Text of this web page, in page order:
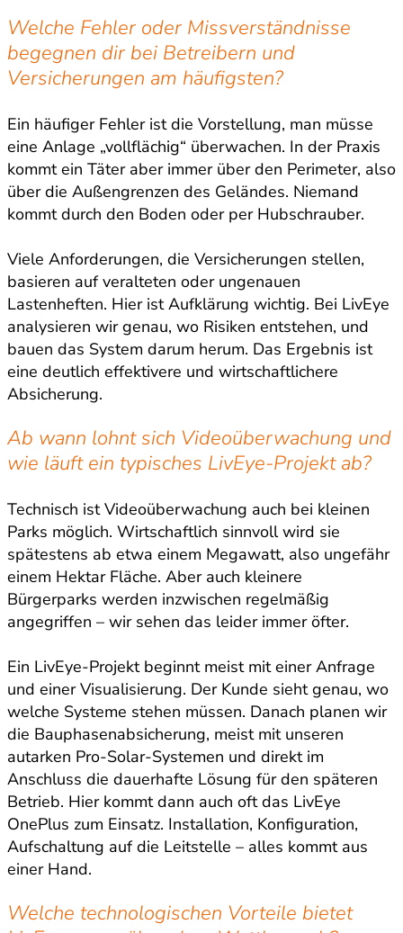
Welche Fehler oder Missverständnisse
begegnen dir bei Betreibern und
Versicherungen am häufigsten?
Ein häufiger Fehler ist die Vorstellung, man müsse
eine Anlage „vollflächig“ überwachen. In der Praxis
kommt ein Täter aber immer über den Perimeter, also
über die Außengrenzen des Geländes. Niemand
kommt durch den Boden oder per Hubschrauber.
Viele Anforderungen, die Versicherungen stellen,
basieren auf veralteten oder ungenauen
Lastenheften. Hier ist Aufklärung wichtig. Bei LivEye
analysieren wir genau, wo Risiken entstehen, und
bauen das System darum herum. Das Ergebnis ist
eine deutlich effektivere und wirtschaftlichere
Absicherung.
Ab wann lohnt sich Videoüberwachung und
wie läuft ein typisches LivEye-Projekt ab?
Technisch ist Videoüberwachung auch bei kleinen
Parks möglich. Wirtschaftlich sinnvoll wird sie
spätestens ab etwa einem Megawatt, also ungefähr
einem Hektar Fläche. Aber auch kleinere
Bürgerparks werden inzwischen regelmäßig
angegriffen – wir sehen das leider immer öfter.
Ein LivEye-Projekt beginnt meist mit einer Anfrage
und einer Visualisierung. Der Kunde sieht genau, wo
welche Systeme stehen müssen. Danach planen wir
die Bauphasenabsicherung, meist mit unseren
autarken Pro-Solar-Systemen und direkt im
Anschluss die dauerhafte Lösung für den späteren
Betrieb. Hier kommt dann auch oft das LivEye
OnePlus zum Einsatz. Installation, Konfiguration,
Aufschaltung auf die Leitstelle – alles kommt aus
einer Hand.
Welche technologischen Vorteile bietet